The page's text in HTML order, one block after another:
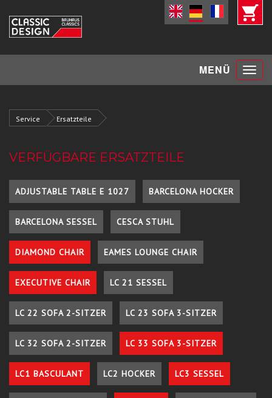
MENÜ Toggle
Service Ersatzteile
VERFÜGBARE ERSATZTEILE
ADJUSTABLE TABLE E 1027 BARCELONA HOCKER
BARCELONA SESSEL CESCA STUHL
DIAMOND CHAIR EAMES LOUNGE CHAIR
EXECUTIVE CHAIR LC 21 SESSEL
LC 22 SOFA 2-SITZER LC 23 SOFA 3-SITZER
LC 32 SOFA 2-SITZER LC 33 SOFA 3-SITZER
LC1 BASCULANT LC2 HOCKER LC3 SESSEL